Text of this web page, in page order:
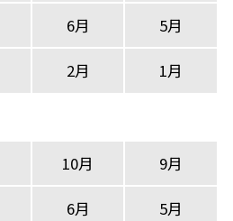
6月 5月
2月 1月
10月 9月
6月 5月